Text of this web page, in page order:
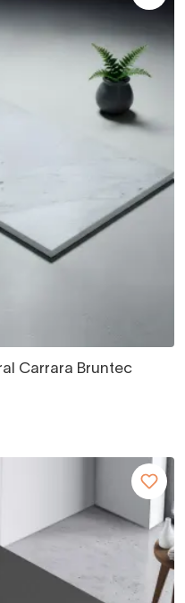
Carrara Bruntec